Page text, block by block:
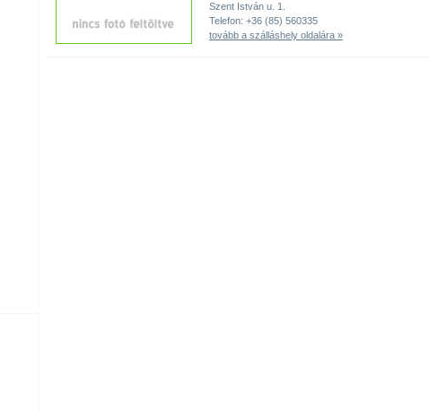
Szent István u. 1.
Telefon: +36 (85) 560335
tovább a szálláshely oldalára »